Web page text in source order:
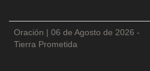
Oración | 06 de Agosto de 2026 -
Tierra Prometida